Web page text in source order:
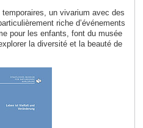
un vivarium avec des
riche d’événements
pour les enfants, font du musée
la diversité et la beauté de